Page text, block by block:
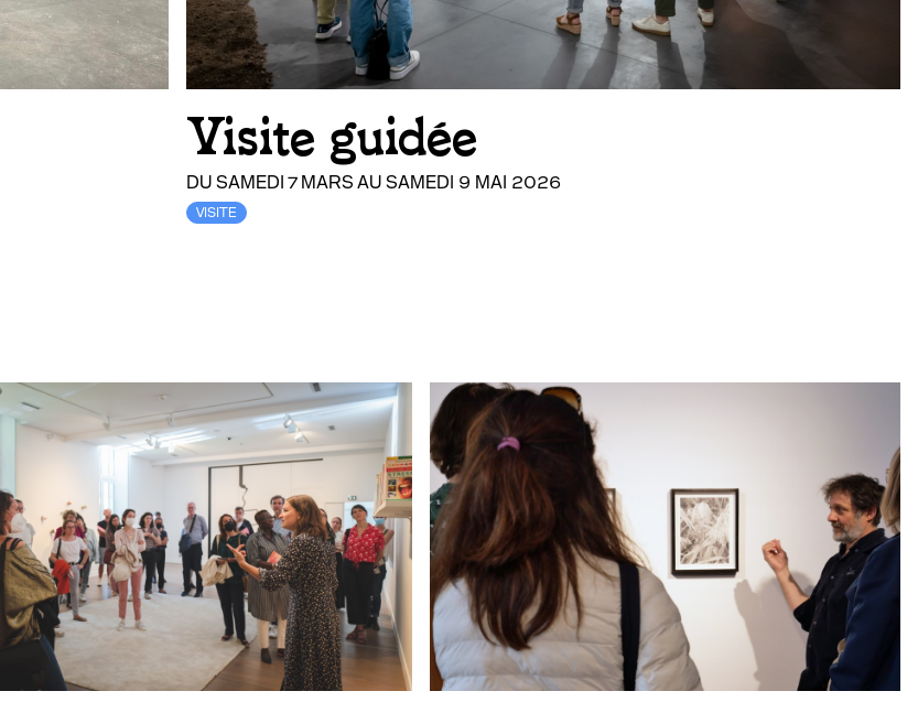
Visite guidée
DU SAMEDI 7 MARS AU SAMEDI 9 MAI 2026
VISITE